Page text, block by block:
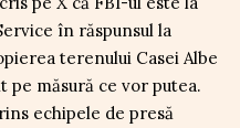
în răspunsul la
terenului Casei Albe
pe măsură ce vor putea.
echipele de presă